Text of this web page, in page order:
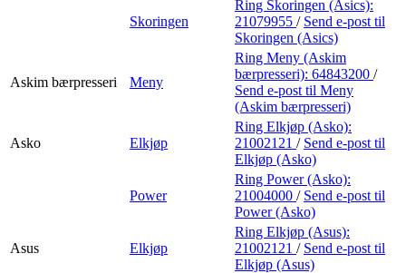
Skoringen
Ring Skoringen (Asics):
21079955 / Send e-post til
Skoringen (Asics)
Askim bærpresseri Meny
Ring Meny (Askim
bærpresseri): 64843200 /
Send e-post til Meny
(Askim bærpresseri)
Asko Elkjøp
Ring Elkjøp (Asko):
21002121 / Send e-post til
Elkjøp (Asko)
Power
Ring Power (Asko):
21004000 / Send e-post til
Power (Asko)
Asus Elkjøp
Ring Elkjøp (Asus):
21002121 / Send e-post til
Elkjøp (Asus)